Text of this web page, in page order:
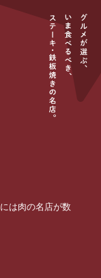
は肉の名店が数